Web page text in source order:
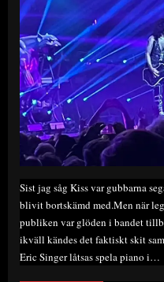
Sist jag såg Kiss var gubbarna
blivit bortskämd med.Men när
publiken var glöden i bandet
ikväll kändes det faktiskt skit
Eric Singer låtsas spela piano i…